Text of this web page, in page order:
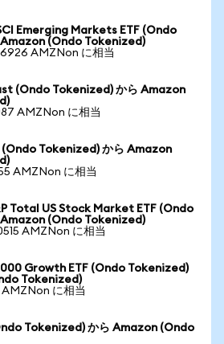
Emerging Markets ETF (Ondo
(Ondo Tokenized)
AMZNon に相当
(Ondo Tokenized) から Amazon
AMZNon に相当
Tokenized) から Amazon
AMZNon に相当
Total US Stock Market ETF (Ondo
(Ondo Tokenized)
AMZNon に相当
Growth ETF (Ondo Tokenized)
Tokenized)
AMZNon に相当
Tokenized) から Amazon (Ondo